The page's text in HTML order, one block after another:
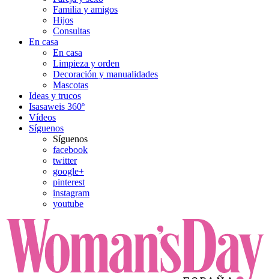
Familia y amigos
Hijos
Consultas
En casa
En casa
Limpieza y orden
Decoración y manualidades
Mascotas
Ideas y trucos
Isasaweis 360º
Vídeos
Síguenos
Síguenos
facebook
twitter
google+
pinterest
instagram
youtube